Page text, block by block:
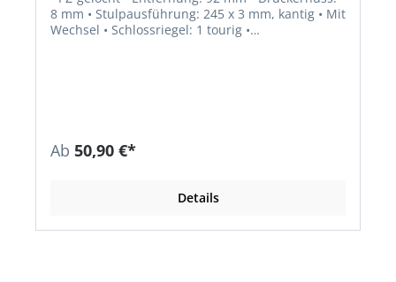
8 mm • Stulpausführung: 245 x 3 mm, kantig • Mit
Wechsel • Schlossriegel: 1 tourig •
Ab 50,90 €*
Details